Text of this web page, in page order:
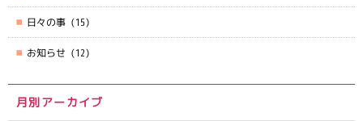
日々の事 (15)
お知らせ (12)
月別アーカイブ